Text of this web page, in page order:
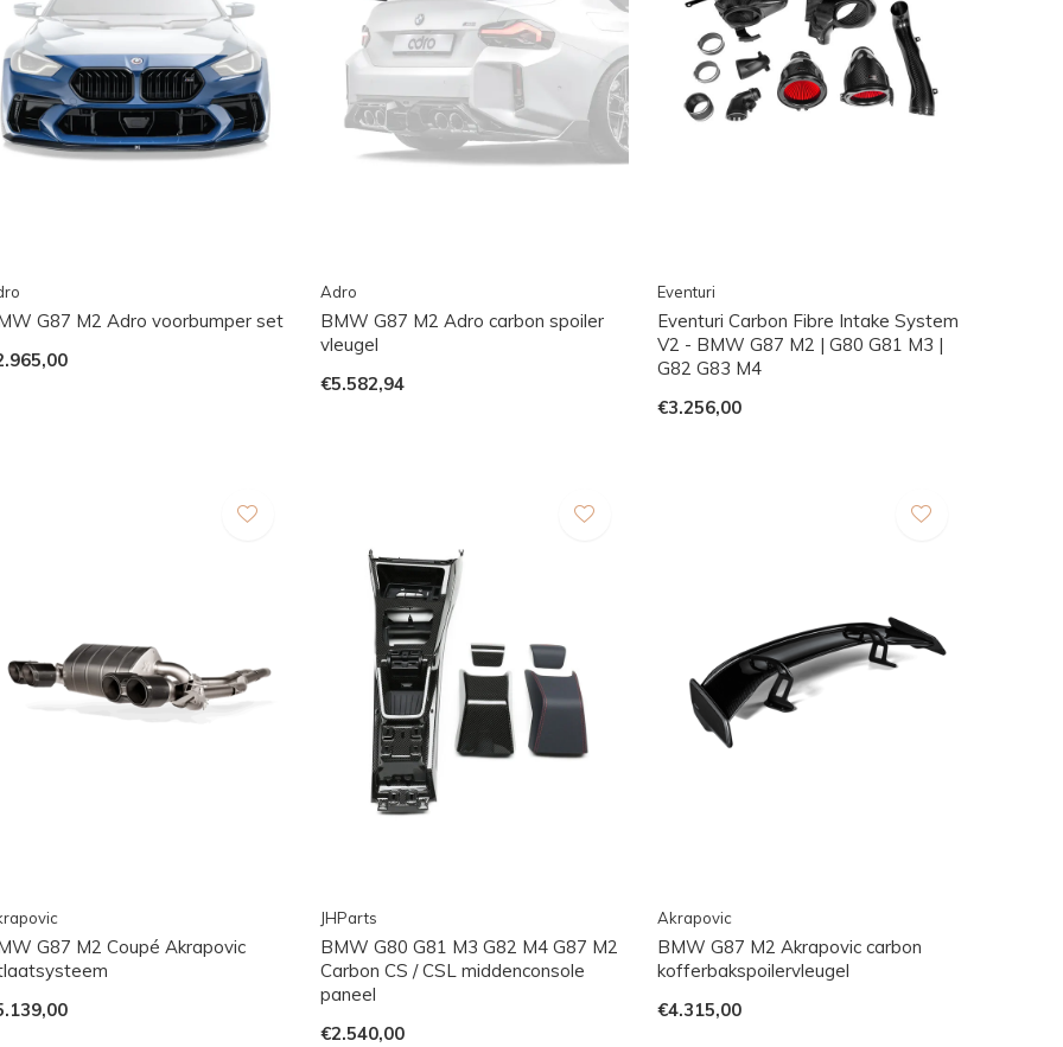
G87 M2 Adro voorbumper set
Adro
BMW G87 M2 Adro carbon spoiler
vleugel
€5.582,94
Eventuri
Eventuri Carbon Fibre Intake System
V2 - BMW G87 M2 | G80 G81 M3 |
G82 G83 M4
€3.256,00
G87 M2 Coupé Akrapovic
JHParts
BMW G80 G81 M3 G82 M4 G87 M2
Carbon CS / CSL middenconsole
paneel
€2.540,00
Akrapovic
BMW G87 M2 Akrapovic carbon
kofferbakspoilervleugel
€4.315,00